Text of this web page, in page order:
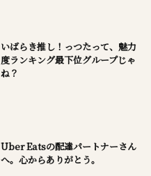
いばらき推し！っつたって、魅力
度ランキング最下位グループじゃ
ね？
Uber Eatsの配達パートナーさん
へ。心からありがとう。